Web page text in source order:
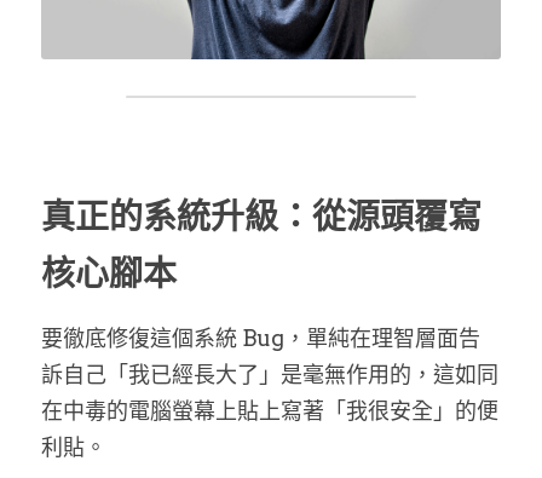
真正的系統升級：從源頭覆寫
核心腳本
要徹底修復這個系統 Bug，單純在理智層面告
訴自己「我已經長大了」是毫無作用的，這如同
在中毒的電腦螢幕上貼上寫著「我很安全」的便
利貼。